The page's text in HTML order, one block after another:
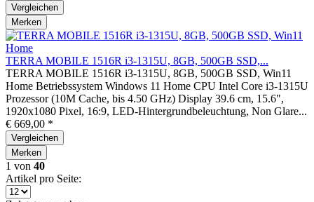
Vergleichen
Merken
TERRA MOBILE 1516R i3-1315U, 8GB, 500GB SSD,...
TERRA MOBILE 1516R i3-1315U, 8GB, 500GB SSD, Win11
Home Betriebssystem Windows 11 Home CPU Intel Core i3-1315U
Prozessor (10M Cache, bis 4.50 GHz) Display 39.6 cm, 15.6",
1920x1080 Pixel, 16:9, LED-Hintergrundbeleuchtung, Non Glare...
€ 669,00 *
Vergleichen
Merken
1 von 40
Artikel pro Seite: